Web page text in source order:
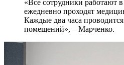
«Все сотрудники работают
ежедневно проходят
Каждые два часа
помещений», – Марченко.